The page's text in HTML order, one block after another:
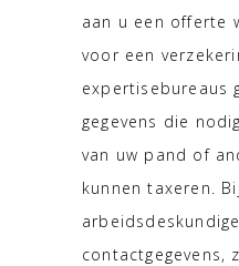
aan u een offerte
voor een
expertisebureaus
gegevens die
van uw pand of
kunnen taxeren. Bij
contactgegevens,